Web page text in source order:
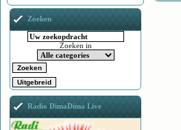
Zoeken
Zoeken in
Radio DimaDima Live